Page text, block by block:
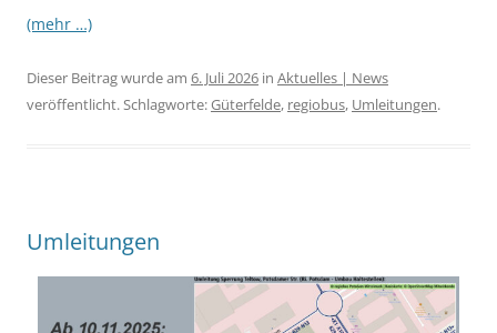
(mehr …)
Dieser Beitrag wurde am 6. Juli 2026 in Aktuelles | News
veröffentlicht. Schlagworte:Güterfelde, regiobus, Umleitungen.
Umleitungen